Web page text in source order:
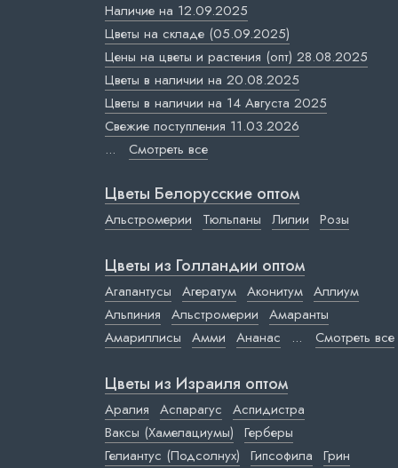
Наличие на 12.09.2025
Цветы на складе (05.09.2025)
Цены на цветы и растения (опт) 28.08.2025
Цветы в наличии на 20.08.2025
Цветы в наличии на 14 Августа 2025
Свежие поступления 11.03.2026
... Смотреть все
Цветы Белорусские оптом
Альстромерии Тюльпаны Лилии Розы
Цветы из Голландии оптом
Агапантусы Агератум Аконитум Аллиум
Альпиния Альстромерии Амаранты
Амариллисы Амми Ананас ... Смотреть все
Цветы из Израиля оптом
Аралия Аспарагус Аспидистра
Ваксы (Хамелациумы) Герберы
Гелиантус (Подсолнух) Гипсофила Грин